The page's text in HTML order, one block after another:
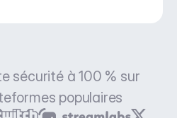
sécurité à 100 % sur
populaires